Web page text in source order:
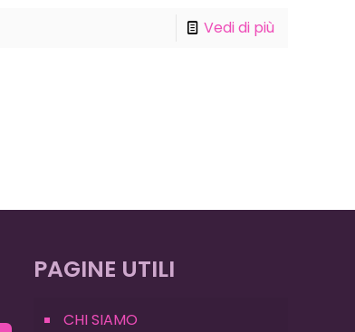
Vedi di più
PAGINE UTILI
CHI SIAMO